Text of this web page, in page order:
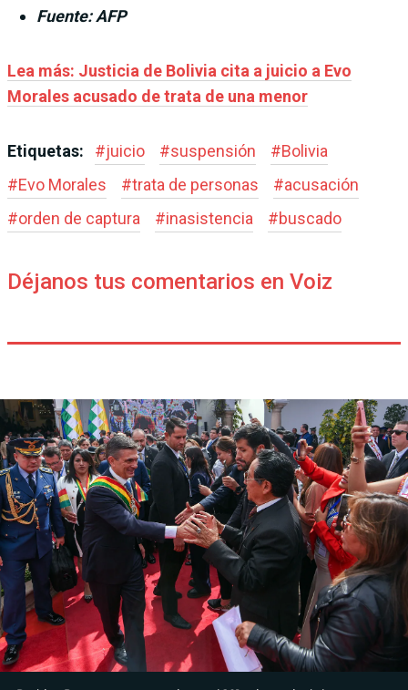
Fuente: AFP
Lea más: Justicia de Bolivia cita a juicio a Evo
Morales acusado de trata de una menor
Etiquetas: #juicio #suspensión #Bolivia
#Evo Morales #trata de personas #acusación
#orden de captura #inasistencia #buscado
Déjanos tus comentarios en Voiz